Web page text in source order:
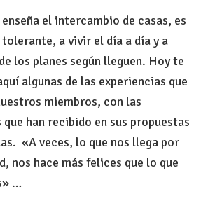
con
el
de
casas
el intercambio de casas, es
tolerante, a vivir el día a día y a
los planes según lleguen. Hoy te
algunas de las experiencias que
miembros, con las
que han recibido en sus propuestas
«A veces, lo que nos llega por
nos hace más felices que lo que
…